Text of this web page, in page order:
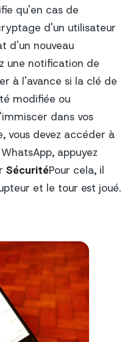
qu'en cas de
d'un utilisateur
d'un nouveau
une notification de
à l'avance si la clé de
modifiée ou
dans vos
vous devez accéder à
appuyez
SécuritéPour cela, il
et le tour est joué.